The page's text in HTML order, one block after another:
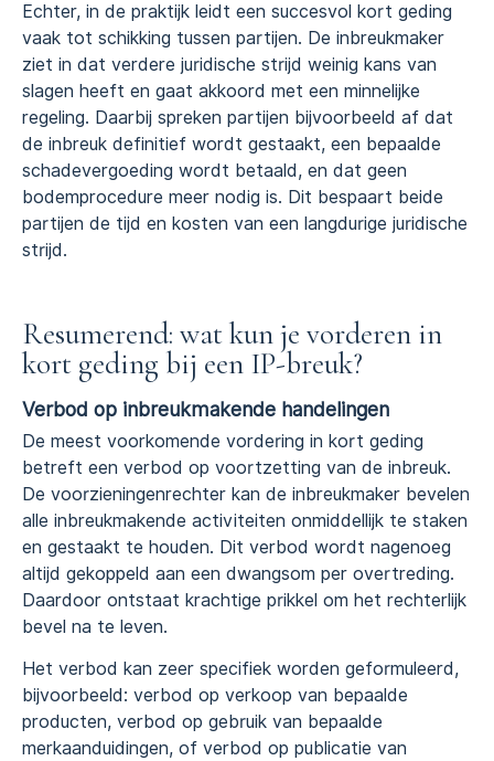
Echter, in de praktijk leidt een succesvol kort geding
vaak tot schikking tussen partijen. De inbreukmaker
ziet in dat verdere juridische strijd weinig kans van
slagen heeft en gaat akkoord met een minnelijke
regeling. Daarbij spreken partijen bijvoorbeeld af dat
de inbreuk definitief wordt gestaakt, een bepaalde
schadevergoeding wordt betaald, en dat geen
bodemprocedure meer nodig is. Dit bespaart beide
partijen de tijd en kosten van een langdurige juridische
strijd.
Resumerend: wat kun je vorderen in
kort geding bij een IP-breuk?
Verbod op inbreukmakende handelingen
De meest voorkomende vordering in kort geding
betreft een verbod op voortzetting van de inbreuk.
De voorzieningenrechter kan de inbreukmaker bevelen
alle inbreukmakende activiteiten onmiddellijk te staken
en gestaakt te houden. Dit verbod wordt nagenoeg
altijd gekoppeld aan een dwangsom per overtreding.
Daardoor ontstaat krachtige prikkel om het rechterlijk
bevel na te leven.
Het verbod kan zeer specifiek worden geformuleerd,
bijvoorbeeld: verbod op verkoop van bepaalde
producten, verbod op gebruik van bepaalde
merkaanduidingen, of verbod op publicatie van